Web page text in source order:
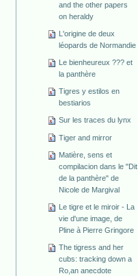
and the other papers
on heraldy
L'origine de deux
léopards de Normandie
Le bienheureux ??? et
la panthère
Tigres y estilos en
bestiarios
Sur les traces du lynx
Tiger and mirror
Matière, sens et
compilacion dans le "Dit
de la panthère" de
Nicole de Margival
Le tigre et le miroir - La
vie d'une image, de
Pline à Pierre Gringore
The tigress and her
cubs: tracking down a
Ro,an anecdote